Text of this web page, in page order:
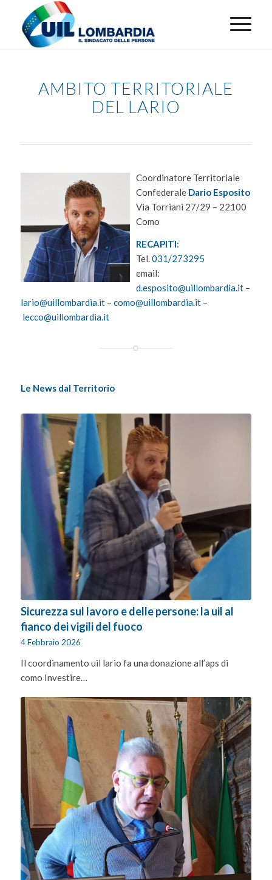
AMBITO TERRITORIALE
DEL LARIO
Coordinatore Territoriale
Confederale Dario Esposito
Via Torriani 27/29 – 22100
Como
RECAPITI:
Tel.031/273295
email:
d.esposito@uillombardia.it–
lario@uillombardia.it– como@uillombardia.it–
lecco@uillombardia.it
Le News dal Territorio
Sicurezza sul lavoro e delle persone: la uil al
fianco dei vigili del fuoco
4 Febbraio 2026
Il coordinamento uil lario fa una donazione all’aps di
como Investire…